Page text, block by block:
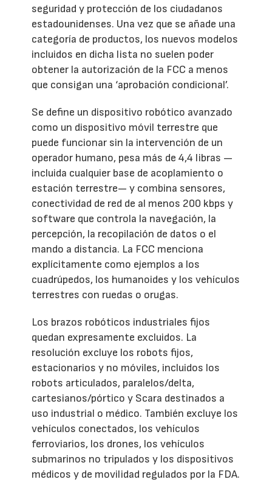
seguridad y protección de los ciudadanos
estadounidenses. Una vez que se añade una
categoría de productos, los nuevos modelos
incluidos en dicha lista no suelen poder
obtener la autorización de la FCC a menos
que consigan una ‘aprobación condicional’.
Se define un dispositivo robótico avanzado
como un dispositivo móvil terrestre que
puede funcionar sin la intervención de un
operador humano, pesa más de 4,4 libras —
incluida cualquier base de acoplamiento o
estación terrestre— y combina sensores,
conectividad de red de al menos 200 kbps y
software que controla la navegación, la
percepción, la recopilación de datos o el
mando a distancia. La FCC menciona
explícitamente como ejemplos a los
cuadrúpedos, los humanoides y los vehículos
terrestres con ruedas o orugas.
Los brazos robóticos industriales fijos
quedan expresamente excluidos. La
resolución excluye los robots fijos,
estacionarios y no móviles, incluidos los
robots articulados, paralelos/delta,
cartesianos/pórtico y Scara destinados a
uso industrial o médico. También excluye los
vehículos conectados, los vehículos
ferroviarios, los drones, los vehículos
submarinos no tripulados y los dispositivos
médicos y de movilidad regulados por la FDA.